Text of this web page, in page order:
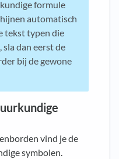
formule
automatisch
tekst typen die
dan eerst de
bij de gewone
vind je de
symbolen.